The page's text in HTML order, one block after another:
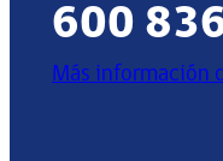
600
Más información